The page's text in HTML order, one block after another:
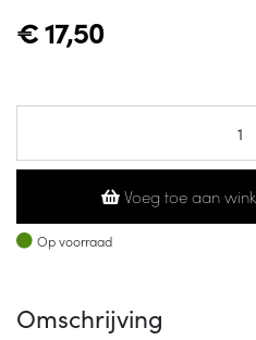
€17,50
Voeg toe aan
Op voorraad
Op voorraad
Omschrijving